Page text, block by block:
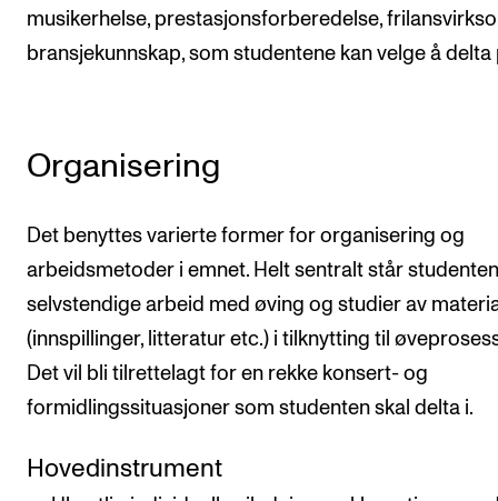
musikerhelse, prestasjonsforberedelse,
bransjekunnskap, som studentene kan velge å delta
Organisering
Det benyttes varierte former for organisering og
arbeidsmetoder i emnet. Helt sentralt står
selvstendige arbeid med øving og studier av
(innspillinger, litteratur etc.) i tilknytting til
Det vil bli tilrettelagt for en rekke konsert- og
formidlingssituasjoner som studenten skal delta i.
Hovedinstrument